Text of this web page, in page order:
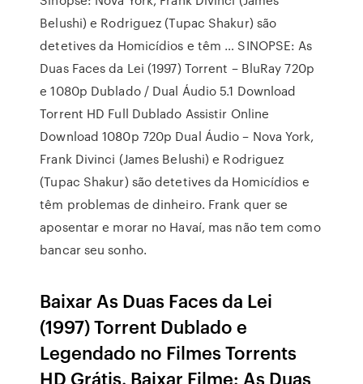
Belushi) e Rodriguez (Tupac Shakur) são
detetives da Homicídios e têm … SINOPSE: As
Duas Faces da Lei (1997) Torrent – BluRay 720p
e 1080p Dublado / Dual Áudio 5.1 Download
Torrent HD Full Dublado Assistir Online
Download 1080p 720p Dual Áudio – Nova York,
Frank Divinci (James Belushi) e Rodriguez
(Tupac Shakur) são detetives da Homicídios e
têm problemas de dinheiro. Frank quer se
aposentar e morar no Havaí, mas não tem como
bancar seu sonho.
Baixar As Duas Faces da Lei
(1997) Torrent Dublado e
Legendado no Filmes Torrents
HD Grátis. Baixar Filme: As Duas